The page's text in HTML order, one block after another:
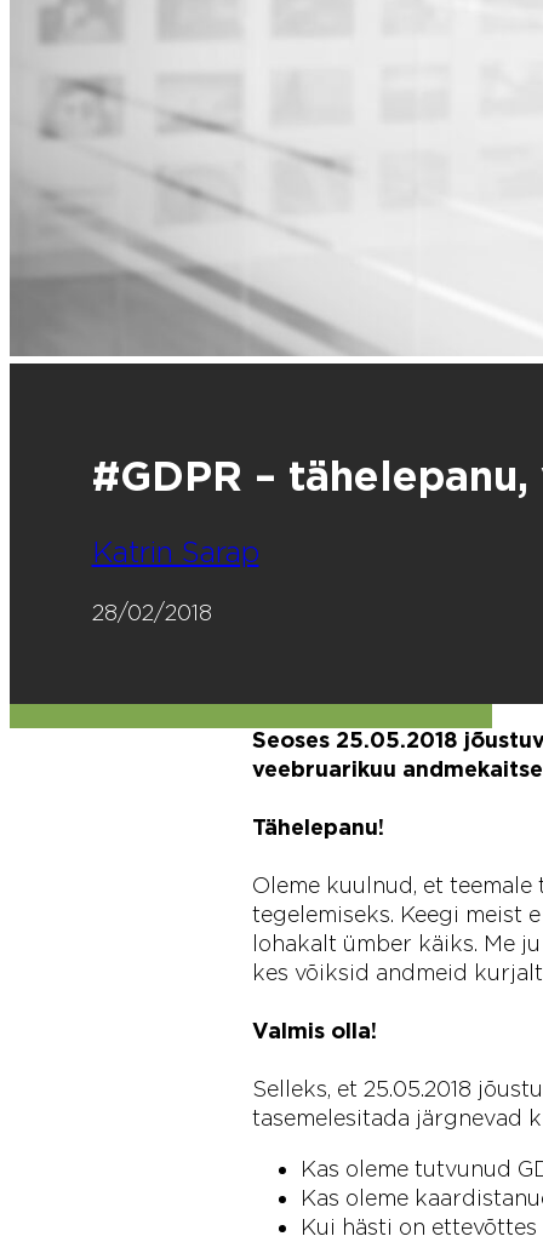
#GDPR –
Katrin Sarap
28/02/2018
Seoses 25.05.2018
veebruarikuu
Tähelepanu!
Oleme kuulnud, et
tegelemiseks. Keegi meist
lohakalt ümber käiks. Me
kes võiksid andmeid
Valmis olla!
Selleks, et 25.05.2018
tasemel esitada järgnevad
Kas oleme tutvunud
Kas oleme
Kui hästi on